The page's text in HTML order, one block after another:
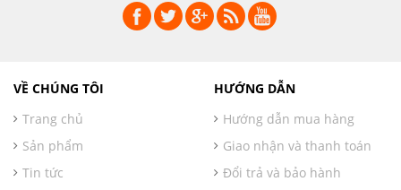
VỀ CHÚNG TÔI
Trang chủ
Sản phẩm
Tin tức
HƯỚNG DẪN
Hướng dẫn mua hàng
Giao nhận và thanh toán
Đổi trả và bảo hành